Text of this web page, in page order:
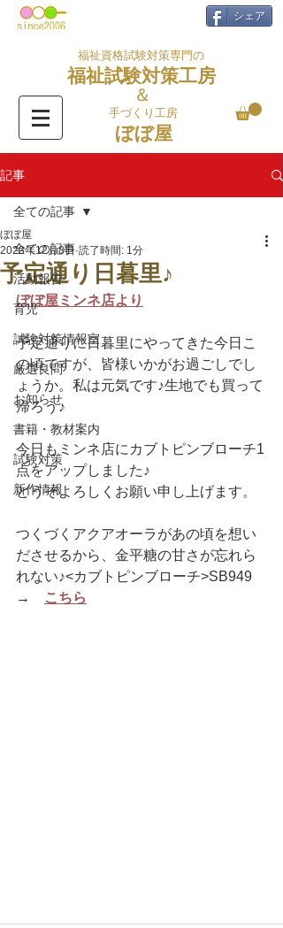
シェア
福祉資格試験対策専門の
福祉試験対策工房
＆
手づくり工房
ぼぼ屋
記事
全ての記事
活動報告
育児
試験対策情報室
厳選良問
お知らせ
書籍・教材案内
試験対策
新作情報
全ての記事
予定通り日暮里♪
ぼぼ屋
2023年12月8日 読了時間: 1分
ぼぼ屋ミンネ店より
予定通りに日暮里にやってきた今日こ
の頃ですが、皆様いかがお過ごしでし
ょうか。私は元気です♪生地でも買って
帰ろう♪
今日もミンネ店にカブトピンブローチ1
点をアップしました♪
どうぞよろしくお願い申し上げます。
つくづくアクアオーラがあの頃を想い
ださせるから、金平糖の甘さが忘れら
れない♪<カブトピンブローチ>SB949
→
こちら